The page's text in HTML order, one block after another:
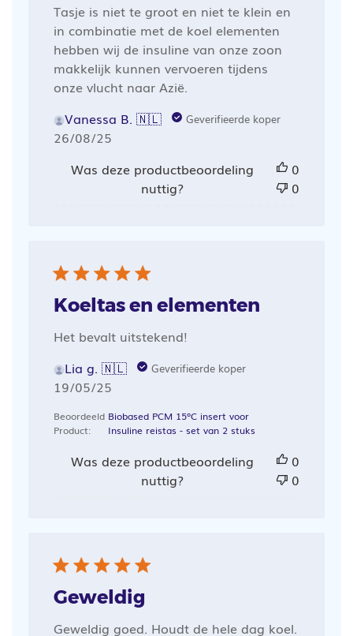
Tasje is niet te groot en niet te klein en
in combinatie met de koel elementen
hebben wij de insuline van onze zoon
makkelijk kunnen vervoeren tijdens
onze vlucht naar Azië.
Vanessa B. 🇳🇱
Geverifieerde koper
Publicatiedatum
26/08/25
Was deze productbeoordeling
nuttig?
0
0
Koeltas en elementen
Het bevalt uitstekend!
Lia g. 🇳🇱
Geverifieerde koper
Publicatiedatum
19/05/25
Beoordeeld
Product:
Biobased PCM 15ºC insert voor
Insuline reistas - set van 2 stuks
Was deze productbeoordeling
nuttig?
0
0
Geweldig
Geweldig goed. Houdt de hele dag koel.